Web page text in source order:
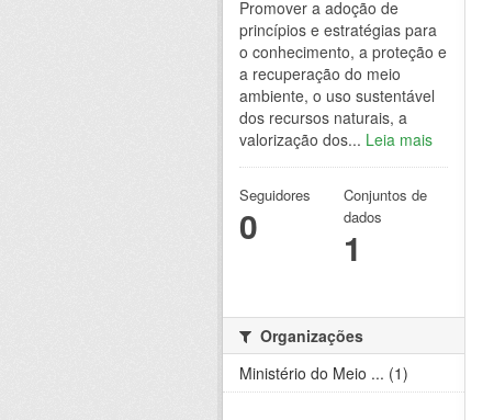
Promover a adoção de
princípios e estratégias para
o conhecimento, a proteção e
a recuperação do meio
ambiente, o uso sustentável
dos recursos naturais, a
valorização dos... Leia mais
Seguidores
0
Conjuntos de
dados
1
Organizações
Ministério do Meio ... (1)